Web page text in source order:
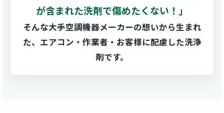
が含まれた洗剤で傷めたくない！」
そんな大手空調機器メーカーの想いから生まれ
た、エアコン・作業者・お客様に配慮した洗浄
剤です。